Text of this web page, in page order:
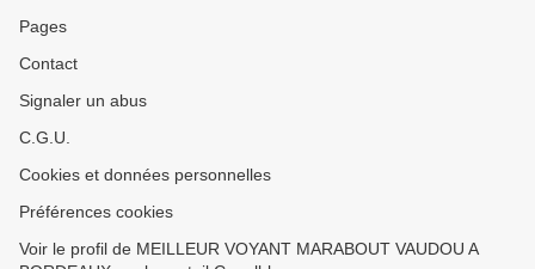
Pages
Contact
Signaler un abus
C.G.U.
Cookies et données personnelles
Préférences cookies
Voir le profil de MEILLEUR VOYANT MARABOUT VAUDOU A